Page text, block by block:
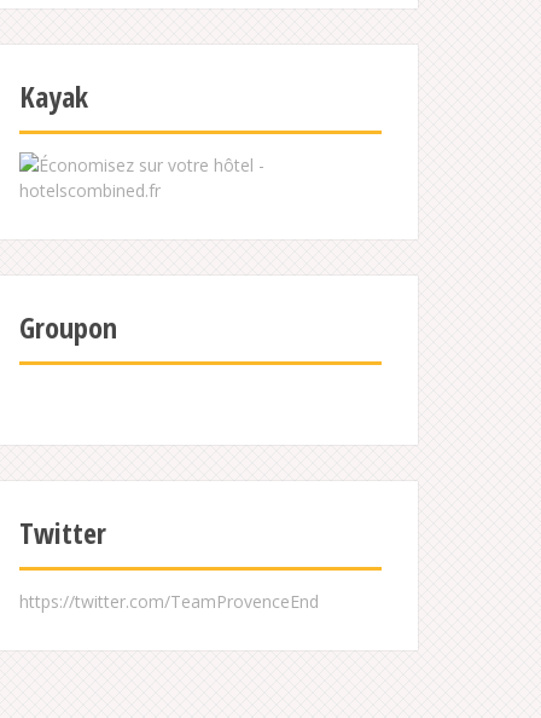
Kayak
Groupon
Twitter
https://twitter.com/TeamProvenceEnd